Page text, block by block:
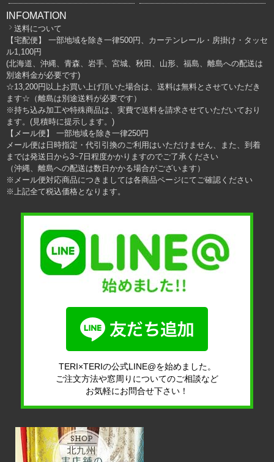
INFOMATION
送料について
【宅配便】 一部地域を除き一律500円、カーテンレール・房掛け・タッセ
ル1,100円
(北海道、沖縄、青森、岩手、宮城、秋田、山形、福島、離島への配送は
別途料金が必要です)
☆13,200円以上お買い上げ頂いた場合は、送料は無料とさせていただき
ます☆（離島は別途送料が必要です）
※持ち込み加工や特殊商品は、実費で送料を請求させていただいており
ます。(見積時に提示します。)
【メール便】 一部地域を除き一律250円
メール便は日時指定・代引引換のご利用はいただけません、また、到着
までは発送日から3~7日程度かかりますのでご了承ください
（沖縄、離島への配送は数日かかる場合がございます）
※メール便対応商品につきましては各商品ページにてご確認ください
※上記全て税込価格となります。
TERI×TERIの公式LINE@を始めました。
ご注文方法や窓周りについてのご相談など
お気軽にお問合せ下さい！